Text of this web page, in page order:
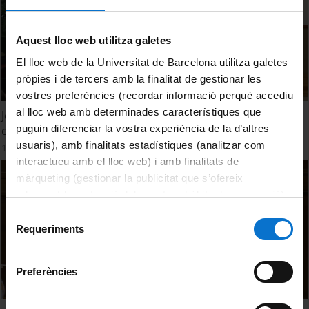
Aquest lloc web utilitza galetes
El lloc web de la Universitat de Barcelona utilitza galetes
pròpies i de tercers amb la finalitat de gestionar les
vostres preferències (recordar informació perquè accediu
al lloc web amb determinades característiques que
puguin diferenciar la vostra experiència de la d’altres
usuaris), amb finalitats estadístiques (analitzar com
interactueu amb el lloc web) i amb finalitats de
màrqueting (gestionar la publicitat que s’ofereix
adequant-la en funció dels vostres hàbits de navegació).
consultar laPolítica de galetes del lloc web de la
Requeriments
Preferències
Jornades #TrioLaVida. Taula rodona "Salut mental s. XXI:
on som ara mateix?"
10 octubre, 2023